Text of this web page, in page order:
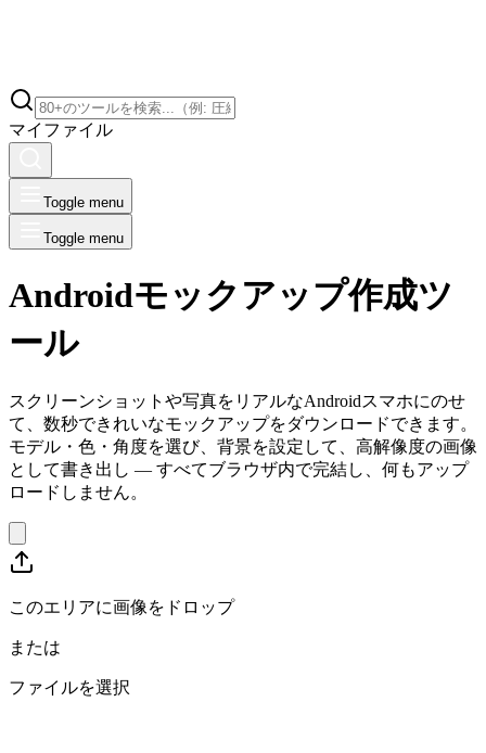
マイファイル
Toggle menu
Toggle menu
Androidモックアップ作成ツ
ール
スクリーンショットや写真をリアルなAndroidスマホにのせ
て、数秒できれいなモックアップをダウンロードできます。
モデル・色・角度を選び、背景を設定して、高解像度の画像
として書き出し — すべてブラウザ内で完結し、何もアップ
ロードしません。
このエリアに画像をドロップ
または
ファイルを選択